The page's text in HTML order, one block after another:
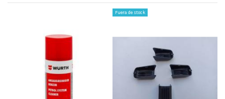
Fuera de stock